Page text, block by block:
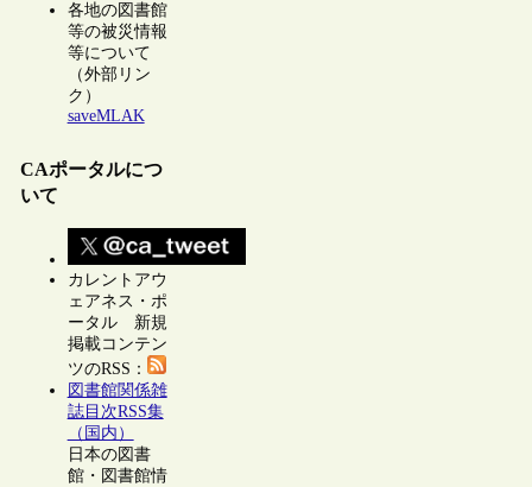
各地の図書館
等の被災情報
等について
（外部リン
ク）
saveMLAK
CAポータルにつ
いて
カレントアウ
ェアネス・ポ
ータル 新規
掲載コンテン
ツのRSS：
図書館関係雑
誌目次RSS集
（国内）
日本の図書
館・図書館情